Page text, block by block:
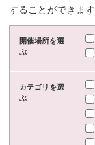
することができます
開催場所を選
ぶ
カテゴリを選
ぶ